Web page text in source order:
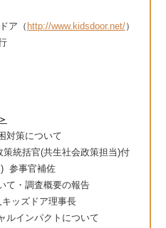
ア（ http://www.kidsdoor.net/）
対策について
括官(共生社会政策担当)付
) 参事官補佐
て・調査概要の報告
ズドア理事長
ルインパクトについて